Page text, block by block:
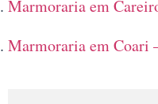
Marmoraria em
Marmoraria em Coari